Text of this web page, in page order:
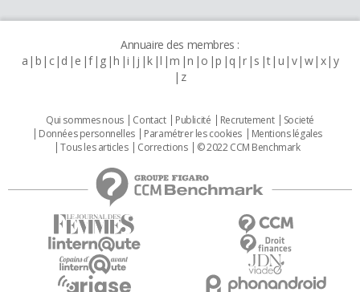
Annuaire des membres :
a b c d e f g h i j k l m n o p q r s t u v w x y
z
Qui sommes nous Contact Publicité Recrutement
Societé
Données personnelles
Paramétrer les cookies
Mentions légales
Tous les articles
Corrections © 2022 CCM Benchmark